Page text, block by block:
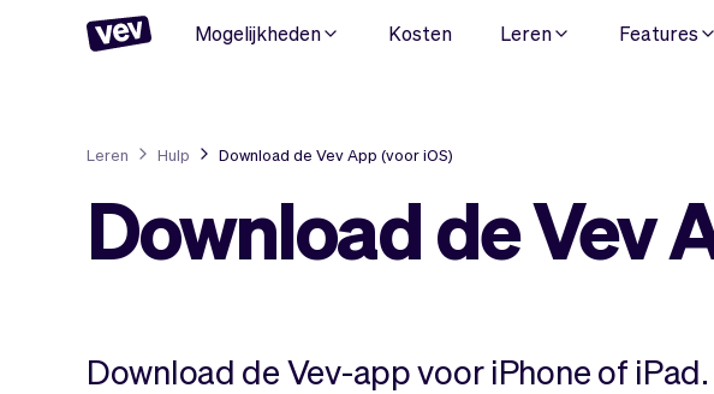
Mogelijkheden Kosten Leren Features
Leren Hulp Download de Vev App (voor iOS)
Download de Vev
Download de Vev-app voor iPhone of iPad.